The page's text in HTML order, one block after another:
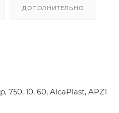
ДОПОЛНИТЕЛЬНО
750, 10, 60, AlcaPlast, APZ1